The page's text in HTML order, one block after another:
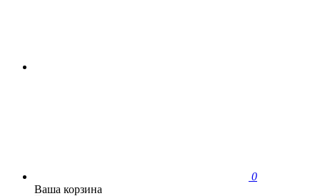
0
Ваша корзина